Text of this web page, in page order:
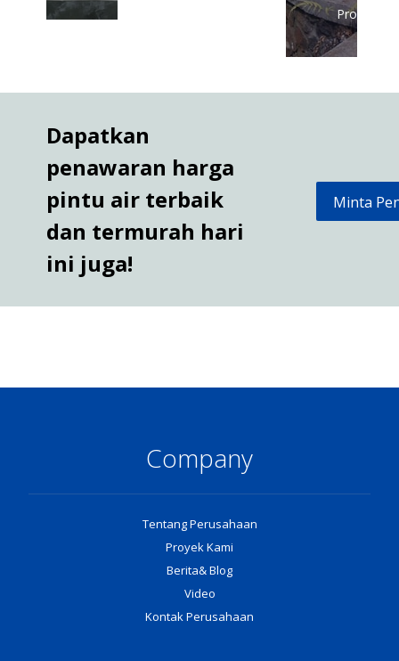
Produk
Dapatkan
penawaran harga
pintu air terbaik
dan termurah hari
ini juga!
Minta
Company
Tentang Perusahaan
Proyek Kami
Berita& Blog
Video
Kontak Perusahaan